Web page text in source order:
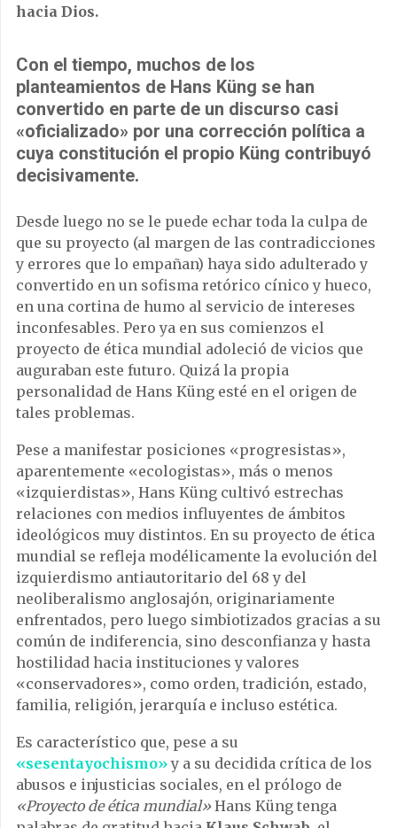
hacia Dios.
Con el tiempo, muchos de los
planteamientos de Hans Küng se han
convertido en parte de un discurso casi
«oficializado» por una corrección política a
cuya constitución el propio Küng contribuyó
decisivamente.
Desde luego no se le puede echar toda la culpa de
que su proyecto (al margen de las contradicciones
y errores que lo empañan) haya sido adulterado y
convertido en un sofisma retórico cínico y hueco,
en una cortina de humo al servicio de intereses
inconfesables. Pero ya en sus comienzos el
proyecto de ética mundial adoleció de vicios que
auguraban este futuro. Quizá la propia
personalidad de Hans Küng esté en el origen de
tales problemas.
Pese a manifestar posiciones «progresistas»,
aparentemente «ecologistas», más o menos
«izquierdistas», Hans Küng cultivó estrechas
relaciones con medios influyentes de ámbitos
ideológicos muy distintos. En su proyecto de ética
mundial se refleja modélicamente la evolución del
izquierdismo antiautoritario del 68 y del
neoliberalismo anglosajón, originariamente
enfrentados, pero luego simbiotizados gracias a su
común de indiferencia, sino desconfianza y hasta
hostilidad hacia instituciones y valores
«conservadores», como orden, tradición, estado,
familia, religión, jerarquía e incluso estética.
Es característico que, pese a su
«sesentayochismo»y a su decidida crítica de los
abusos e injusticias sociales, en el prólogo de
«Proyecto de ética mundial» Hans Küng tenga